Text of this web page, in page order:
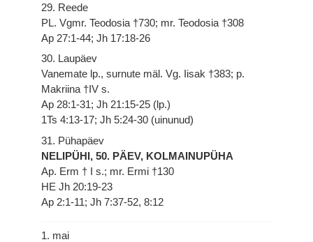
29. Reede
PL. Vgmr. Teodosia †730; mr. Teodosia †308
Ap 27:1-44; Jh 17:18-26
30. Laupäev
Vanemate lp., surnute mäl. Vg. Iisak †383; p.
Makriina †IV s.
Ap 28:1-31; Jh 21:15-25 (lp.)
1Ts 4:13-17; Jh 5:24-30 (uinunud)
31. Pühapäev
NELIPÜHI, 50. PÄEV, KOLMAINUPÜHA
Ap. Erm † I s.; mr. Ermi †130
HE Jh 20:19-23
Ap 2:1-11; Jh 7:37-52, 8:12
1. mai